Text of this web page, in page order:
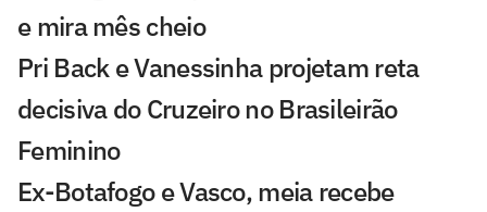
e mira mês cheio
Pri Back e Vanessinha projetam reta
decisiva do Cruzeiro no Brasileirão
Feminino
Ex-Botafogo e Vasco, meia recebe